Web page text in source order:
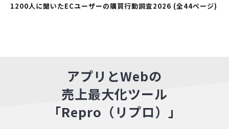
1200人に聞いたECユーザーの購買行動調査2026 (全44ページ)
アプリとWebの
売上最大化ツール
「Repro（リプロ）」